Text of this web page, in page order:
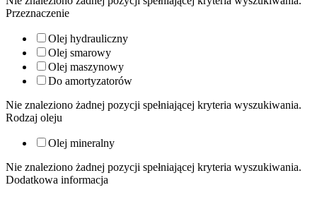
Przeznaczenie
Olej hydrauliczny
Olej smarowy
Olej maszynowy
Do amortyzatorów
Nie znaleziono żadnej pozycji spełniającej kryteria wyszukiwania.
Rodzaj oleju
Olej mineralny
Nie znaleziono żadnej pozycji spełniającej kryteria wyszukiwania.
Dodatkowa informacja